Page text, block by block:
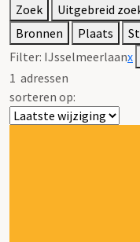
Zoek
Uitgebreid
Bronnen
Plaats
Filter: IJsselmeerlaanx
1 adressen
sorteren op: